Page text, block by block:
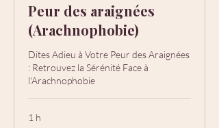
Peur des araignées
(Arachnophobie)
Dites Adieu à Votre Peur des Araignées
: Retrouvez la Sérénité Face à
l'Arachnophobie
1 h